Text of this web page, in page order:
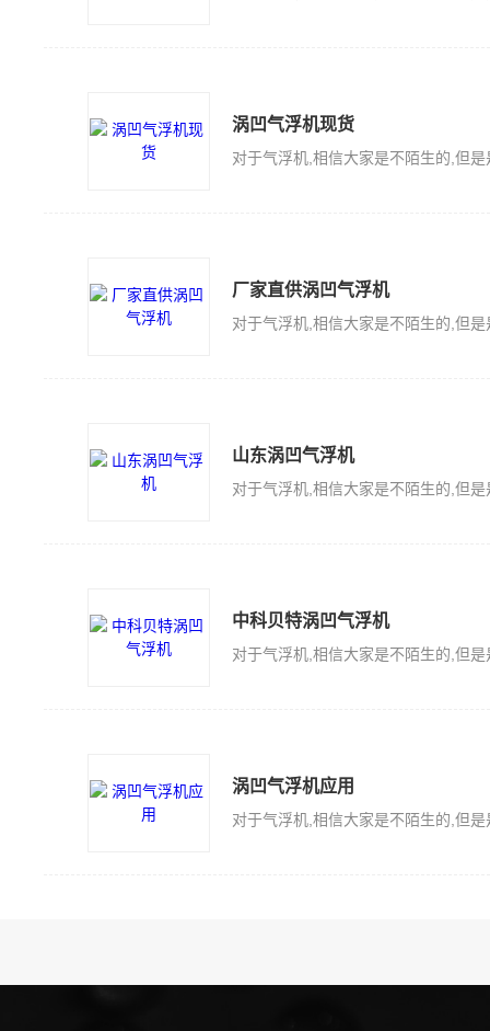
涡凹气浮机现货
厂家直供涡凹气浮机
山东涡凹气浮机
中科贝特涡凹气浮机
涡凹气浮机应用